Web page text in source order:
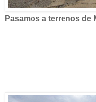
Pasamos a terrenos de